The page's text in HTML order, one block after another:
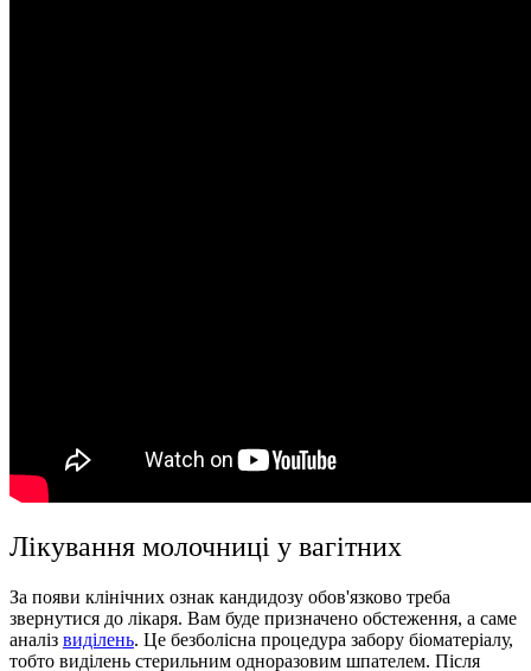
Лікування молочниці у вагітних
За появи клінічних ознак кандидозу обов'язково треба
звернутися до лікаря. Вам буде призначено обстеження, а саме
аналіз виділень. Це безболісна процедура забору біоматеріалу,
тобто виділень стерильним одноразовим шпателем. Після